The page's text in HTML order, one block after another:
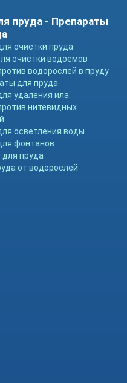
пруда - Препараты
очистки пруда
очистки водоемов
водорослей в пруду
для пруда
удаления ила
нитевидных
осветления воды
фонтанов
пруда
от водорослей